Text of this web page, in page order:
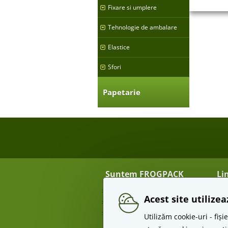
Fixare si umplere
Tehnologie de ambalare
Elastice
Sfori
Papetarie
Suntem FROGPACK
Contact
Angro
Acest site
Utilizăm cookie-uri -